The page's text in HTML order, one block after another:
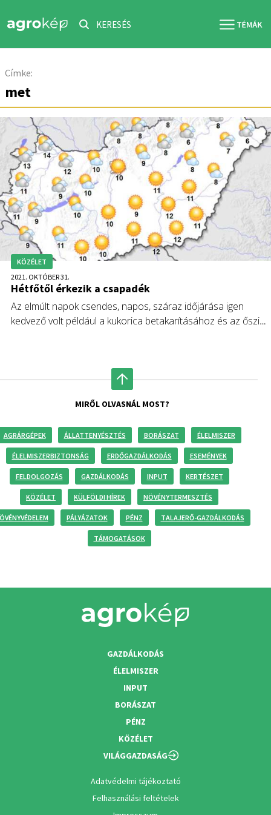
KERESÉS
Címke:
met
KÖZÉLET
2021. OKTÓBER 31.
Hétfőtől érkezik a csapadék
Az elmúlt napok csendes, napos, száraz időjárása igen
kedvező volt például a kukorica betakarításához és az őszi
MIRŐL OLVASNÁL MOST?
AGRÁRGÉPEK ÁLLATTENYÉSZTÉS BORÁSZAT ÉLELMISZER
ÉLELMISZERBIZTONSÁG ERDŐGAZDÁLKODÁS ESEMÉNYEK
FELDOLGOZÁS GAZDÁLKODÁS INPUT KERTÉSZET
KÖZÉLET KÜLFÖLDI HÍREK NÖVÉNYTERMESZTÉS
PÁLYÁZATOK PÉNZ TALAJERŐ-GAZDÁLKODÁS
TÁMOGATÁSOK
GAZDÁLKODÁS
ÉLELMISZER
INPUT
BORÁSZAT
PÉNZ
KÖZÉLET
VILÁGGAZDASÁG
Adatvédelmi tájékoztató
Felhasználási feltételek